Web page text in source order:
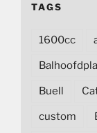
TAGS
1600cc
Buell
custom